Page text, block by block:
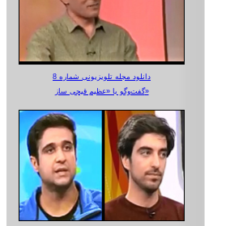
دانلود مجله تلویزیونی شماره 8
گفت‌وگو با «عظیم قیچی ساز»